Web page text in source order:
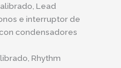
Lead
e interruptor de
condensadores
Rhythm